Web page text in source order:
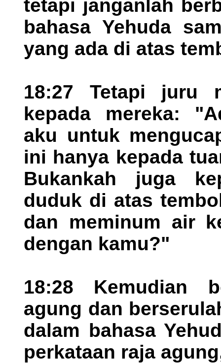
tetapi janganlah
bahasa Yehuda
yang ada di atas
18:27 Tetapi juru
kepada mereka:
aku untuk
ini hanya kepada
Bukankah juga
duduk di atas
dan meminum air
dengan kamu?"
18:28 Kemudian
agung dan
dalam bahasa
perkataan raja